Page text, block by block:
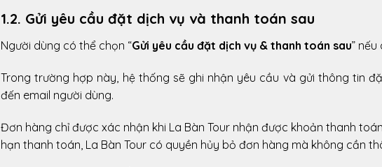
1.2. Gửi yêu cầu đặt dịch vụ và thanh toán sau
Người dùng có thể chọn “Gửi yêu cầu đặt dịch vụ & thanh toán sau”
Trong trường hợp này, hệ thống sẽ ghi nhận yêu cầu và gửi thông tin
đến email người dùng.
Đơn hàng chỉ được xác nhận khi La Bàn Tour nhận được khoản thanh
hạn thanh toán, La Bàn Tour có quyền hủy bỏ đơn hàng mà không cần